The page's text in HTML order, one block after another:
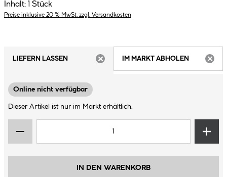
Inhalt: 1 Stück
Preise inklusive 20 % MwSt. zzgl. Versandkosten
LIEFERN LASSEN
IM MARKT ABHOLEN
Online nicht verfügbar
Dieser Artikel ist nur im Markt erhältlich.
IN DEN WARENKORB